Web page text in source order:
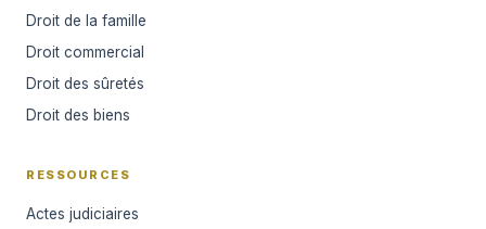
Droit de la famille
Droit commercial
Droit des sûretés
Droit des biens
RESSOURCES
Actes judiciaires